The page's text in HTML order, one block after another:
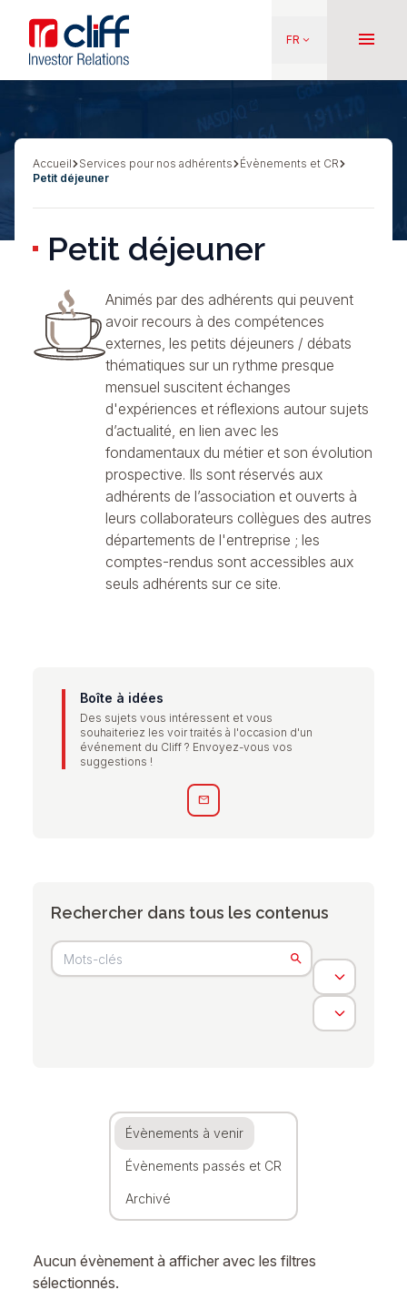
contenu
principal
Aller directement au contenu
FR keyboard_arrow_down menu
Fil
d'Ariane
Accueil Services pour nos adhérents
Évènements et CR
Petit déjeuner
Petit déjeuner
Animés par des adhérents qui peuvent
avoir recours à des compétences
externes, les petits déjeuners / débats
thématiques sur un rythme presque
mensuel suscitent échanges
d'expériences et réflexions autour sujets
d’actualité, en lien avec les
fondamentaux du métier et son évolution
prospective. Ils sont réservés aux
adhérents de l’association et ouverts à
leurs collaborateurs collègues des autres
départements de l'entreprise ; les
comptes-rendus sont accessibles aux
seuls adhérents sur ce site.
Boîte à idées
Des sujets vous intéressent et vous
souhaiteriez les voir traités à l'occasion d'un
événement du Cliff ? Envoyez-vous vos
suggestions !
mail
Rechercher dans tous les contenus
Évènements à venir
Évènements passés et CR
Archivé
Aucun évènement à afficher avec les filtres
sélectionnés.